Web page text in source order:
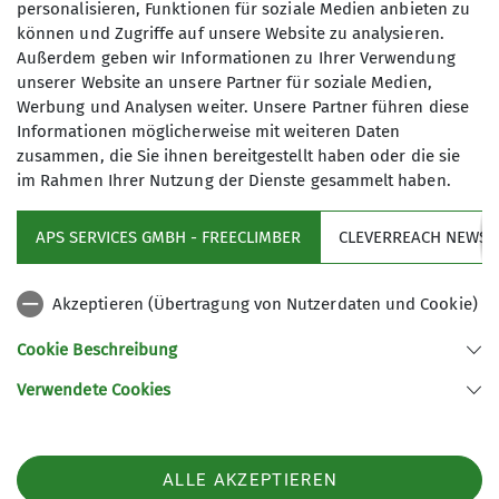
Maximale Teilnehmeranzahl
7
Aktiv sein
Sektion Neu-Ulm des Deutschen Alpenvereins e.V.
Telefon +4973160307520
personalisieren, Funktionen für soziale Medien anbieten zu
können und Zugriffe auf unsere Website zu analysieren.
Außerdem geben wir Informationen zu Ihrer Verwendung
unserer Website an unsere Partner für soziale Medien,
Werbung und Analysen weiter. Unsere Partner führen diese
Informationen möglicherweise mit weiteren Daten
zusammen, die Sie ihnen bereitgestellt haben oder die sie
im Rahmen Ihrer Nutzung der Dienste gesammelt haben.
APS SERVICES GMBH - FREECLIMBER CLEVERREACH
Akzeptieren (Übertragung von Nutzerdaten und Cookie)
Cookie Beschreibung
Verwendete Cookies
ALLE AKZEPTIEREN